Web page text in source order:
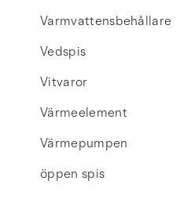
Varmvattensbehållare
Vedspis
Vitvaror
Värmeelement
Värmepumpen
öppen spis